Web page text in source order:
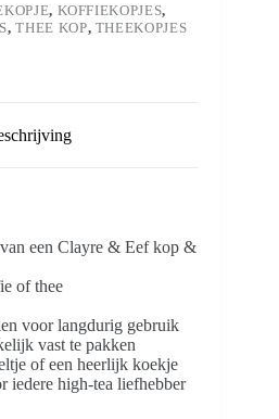
, KOFFIEKOPJES,
,THEE KOP, THEEKOPJES
een Clayre & Eef kop &
of thee
voor langdurig gebruik
vast te pakken
of een heerlijk koekje
iedere high-tea liefhebber